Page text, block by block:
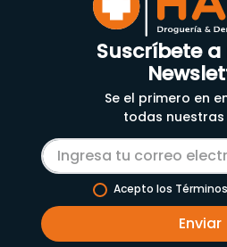
Suscríbete
Se el primero en
todas
Acepto los
Enviar